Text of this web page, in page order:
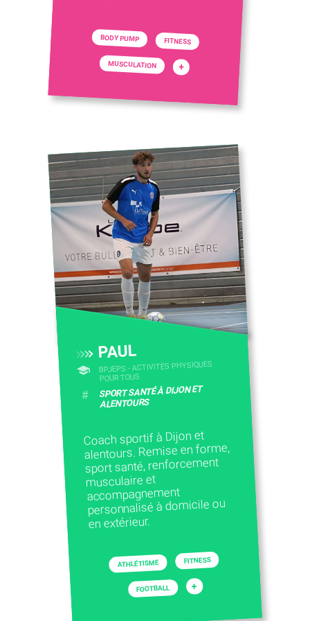
BODY PUMP FITNESS
MUSCULATION +
PAUL
BPJEPS - ACTIVITÉS PHYSIQUES
POUR TOUS
# SPORT SANTÉ À DIJON ET
ALENTOURS
Coach sportif à Dijon et
alentours. Remise en forme,
sport santé, renforcement
musculaire et
accompagnement
personnalisé à domicile ou
en extérieur.
ATHLÉTISME FITNESS
FOOTBALL +